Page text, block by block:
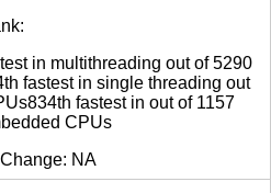
in multithreading out of 5290
fastest in single threading out
fastest in out of 1157
CPUs
NA